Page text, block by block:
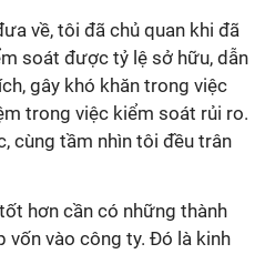
về, tôi đã chủ quan khi đã
soát được tỷ lệ sở hữu, dẫn
gây khó khăn trong việc
trong việc kiểm soát rủi ro.
cùng tầm nhìn tôi đều trân
hơn cần có những thành
vốn vào công ty. Đó là kinh